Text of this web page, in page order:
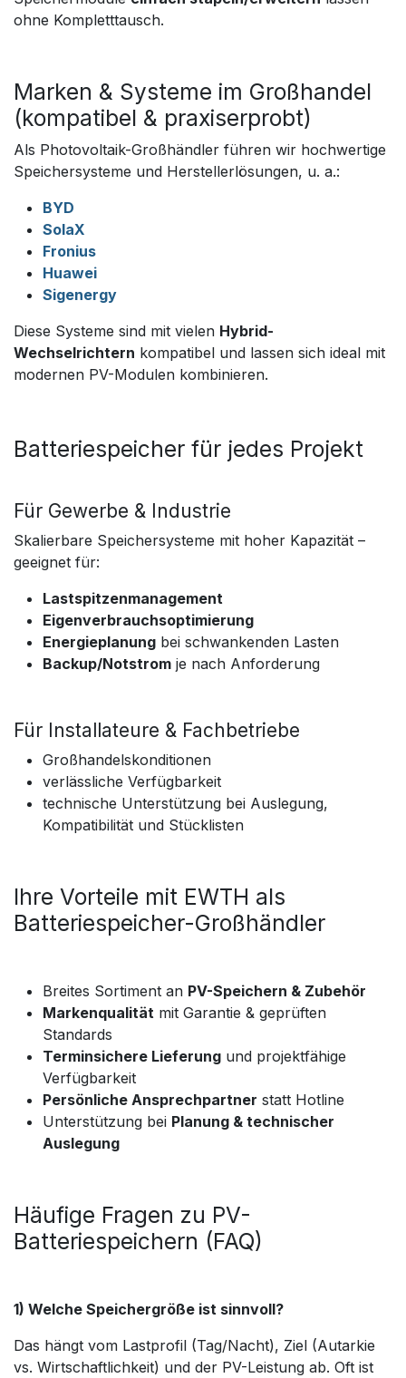
ohne Kompletttausch.
Marken & Systeme im Großhandel
(kompatibel & praxiserprobt)
Als Photovoltaik-Großhändler führen wir hochwertige
Speichersysteme und Herstellerlösungen, u. a.:
BYD
SolaX
Fronius
Huawei
Sigenergy
Diese Systeme sind mit vielen Hybrid-
Wechselrichtern kompatibel und lassen sich ideal mit
modernen PV-Modulen kombinieren.
Batteriespeicher für jedes Projekt
Für Gewerbe & Industrie
Skalierbare Speichersysteme mit hoher Kapazität –
geeignet für:
Lastspitzenmanagement
Eigenverbrauchsoptimierung
Energieplanung bei schwankenden Lasten
Backup/Notstrom je nach Anforderung
Für Installateure & Fachbetriebe
Großhandelskonditionen
verlässliche Verfügbarkeit
technische Unterstützung bei Auslegung,
Kompatibilität und Stücklisten
Ihre Vorteile mit EWTH als
Batteriespeicher-Großhändler
Breites Sortiment an PV-Speichern & Zubehör
Markenqualität mit Garantie & geprüften
Standards
Terminsichere Lieferung und projektfähige
Verfügbarkeit
Persönliche Ansprechpartner statt Hotline
Unterstützung bei Planung & technischer
Auslegung
Häufige Fragen zu PV-
Batteriespeichern (FAQ)
1) Welche Speichergröße ist sinnvoll?
Das hängt vom Lastprofil (Tag/Nacht), Ziel (Autarkie
vs. Wirtschaftlichkeit) und der PV-Leistung ab. Oft ist